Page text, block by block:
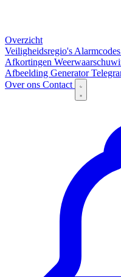
Overzicht
Veiligheidsregio's Alarmcodes
Afkortingen
Afbeelding Generator
Over ons Contact